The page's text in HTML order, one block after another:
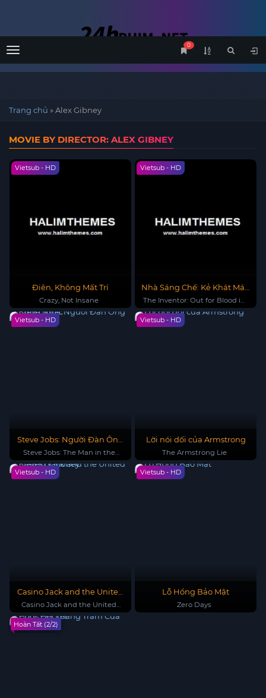
Menu
0
Trang chủ »Alex Gibney
MOVIE BY DIRECTOR: ALEX GIBNEY
Vietsub - HD
Điên, Không Mất Trí
Crazy, Not Insane
Vietsub - HD
Nhà Sáng Chế: Kẻ Khát Máu
Ở Thung Lũng Silicon
The Inventor: Out for Blood in
Silicon Valley
Vietsub - HD
Steve Jobs: Người Đàn Ông
Cứng Nhắc
Steve Jobs: The Man in the
Machine
Vietsub - HD
Lời nói dối của Armstrong
The Armstrong Lie
Vietsub - HD
Casino Jack and the United
States of Money
Casino Jack and the United
States of Money
Vietsub - HD
Lỗ Hổng Bảo Mật
Zero Days
Hoàn Tất (2/2)